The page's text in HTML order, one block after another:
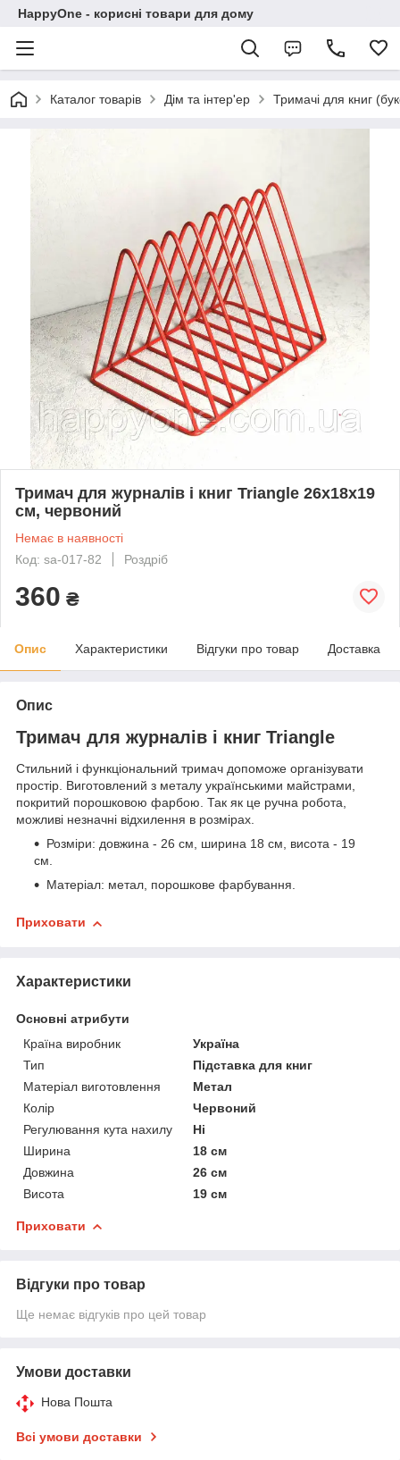
HappyOne - корисні товари для дому
Каталог товарів Дім та інтер'ер Тримачі для книг
Тримач для журналів і книг Triangle 26х18х19
см, червоний
Немає в наявності
Код: sa-017-82
Роздріб
360 ₴
Опис Характеристики Відгуки про товар Доставка
Опис
Тримач для журналів і книг Triangle
Стильний і функціональний тримач допоможе організувати
простір. Виготовлений з металу українськими майстрами,
покритий порошковою фарбою. Так як це ручна робота,
можливі незначні відхилення в розмірах.
Розміри: довжина - 26 см, ширина 18 см, висота - 19
см.
Матеріал: метал, порошкове фарбування.
Приховати
Характеристики
Основні атрибути
Країна виробник
Україна
Тип
Підставка для книг
Матеріал виготовлення
Метал
Колір
Червоний
Регулювання кута нахилу
Ні
Ширина
18 см
Довжина
26 см
Висота
19 см
Приховати
Відгуки про товар
Ще немає відгуків про цей товар
Умови доставки
Нова Пошта
Всі умови доставки